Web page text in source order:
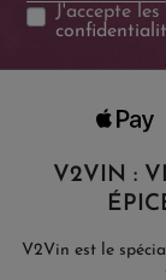
J'accepte les
V2VIN :
V2Vin est le